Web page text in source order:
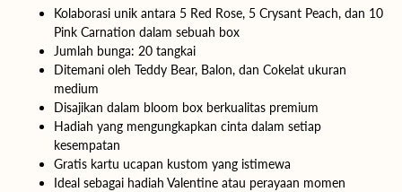
Kolaborasi unik antara 5 Red Rose, 5 Crysant Peach, dan 10
Pink Carnation dalam sebuah box
Jumlah bunga: 20 tangkai
Ditemani oleh Teddy Bear, Balon, dan Cokelat ukuran
medium
Disajikan dalam bloom box berkualitas premium
Hadiah yang mengungkapkan cinta dalam setiap
kesempatan
Gratis kartu ucapan kustom yang istimewa
Ideal sebagai hadiah Valentine atau perayaan momen